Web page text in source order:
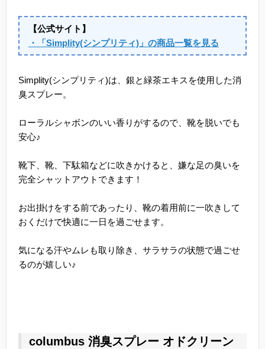
【公式サイト】
・「Simplity(シンプリティ)」の商品一覧を見る
Simplity(シンプリティ)は、銀と緑茶エキスを使用した消
臭スプレー。
ローラルシャボンのいい香りがするので、靴を脱いでも
安心♪
靴下、靴、下駄箱などに吹きかけると、嫌な足の臭いを
完全シャットアウトできます！
お出掛けをする前であったり、靴の着用前に一吹きして
おくだけで快適に一日を過ごせます。
気になる汗やムレも取り除き、サラサラの状態で過ごせ
るのが嬉しい♪
columbus 消臭スプレー オドクリーン